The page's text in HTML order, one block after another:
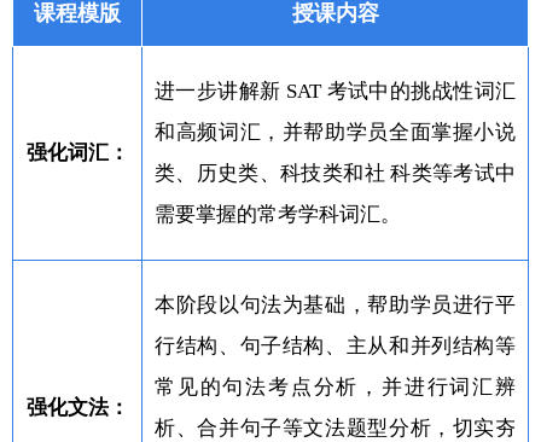
课程模版 授课内容
强化词汇：
进一步讲解新 SAT 考试中的挑战性词汇
和高频词汇，并帮助学员全面掌握小说
类、历史类、科技类和社 科类等考试中
需要掌握的常考学科词汇。
强化文法：
本阶段以句法为基础，帮助学员进行平
行结构、句子结构、主从和并列结构等
常见的句法考点分析，并进行词汇辨
析、合并句子等文法题型分析，切实夯